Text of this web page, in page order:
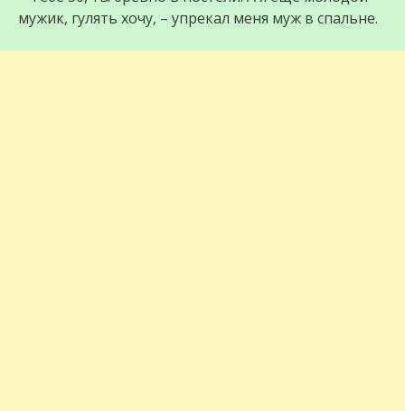
мужик, гулять хочу, – упрекал меня муж в спальне.